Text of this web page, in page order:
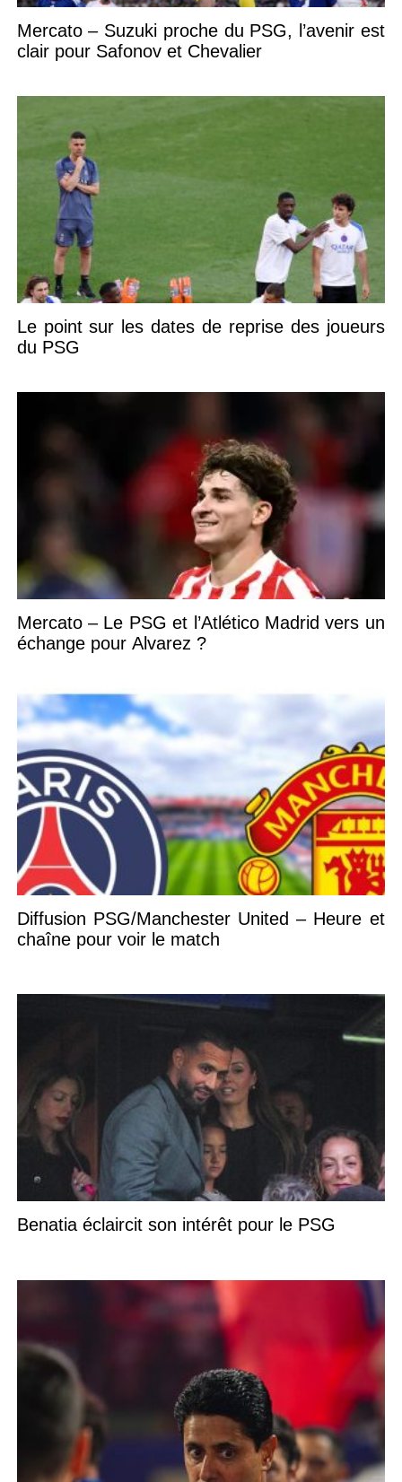
Mercato – Suzuki proche du PSG, l’avenir est
clair pour Safonov et Chevalier
Le point sur les dates de reprise des joueurs
du PSG
Mercato – Le PSG et l’Atlético Madrid vers un
échange pour Alvarez ?
Diffusion PSG/Manchester United – Heure et
chaîne pour voir le match
Benatia éclaircit son intérêt pour le PSG